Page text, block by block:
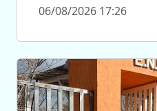
06/08/2026 17:26